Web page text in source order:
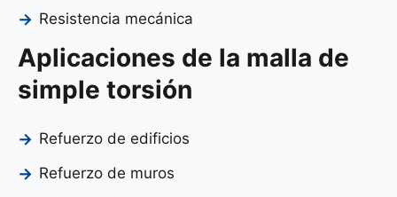
Resistencia mecánica
Aplicaciones de la malla de
simple torsión
Refuerzo de edificios
Refuerzo de muros